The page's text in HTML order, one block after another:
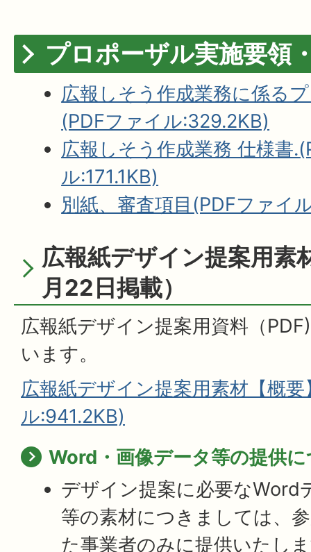
プロポーザル実施要領
広報しそう作成業務に係る
(PDFファイル:329.2KB)
広報しそう作成業務 仕様書
ル:171.1KB)
別紙、審査項目(PDFファイ
広報紙デザイン提案用素
月22日掲載）
広報紙デザイン提案用資料（
います。
広報紙デザイン提案用素材【概
ル:941.2KB)
Word・画像データ等の提供
デザイン提案に必要なWord
等の素材につきましては、
た事業者のみに提供いたし